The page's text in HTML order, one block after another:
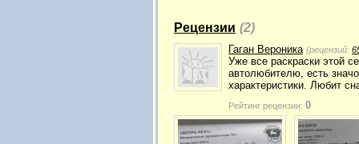
Рецензии (2)
Гаган Вероника (рецензий:
Уже все раскраски этой
автолюбителю, есть
характеристики. Любит
Рейтинг рецензии: 0